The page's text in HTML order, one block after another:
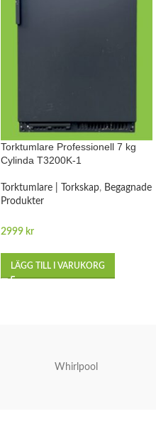
Torktumlare Professionell 7 kg
Cylinda T3200K-1
Torktumlare | Torkskap, Begagnade
Produkter
2999 kr
LÄGG TILL I VARUKORG
Whirlpool